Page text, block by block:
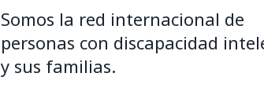
Somos la red internacional de
personas con discapacidad
y sus familias.